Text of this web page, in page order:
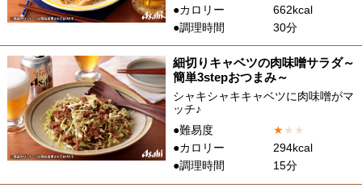
●カロリー
662kcal
●調理時間
30分
細切りキャベツの肉味噌サラダ～
簡単3stepおつまみ～
シャキシャキキャベツに肉味噌がマ
ッチ♪
●難易度
★★ ★
●カロリー
294kcal
●調理時間
15分